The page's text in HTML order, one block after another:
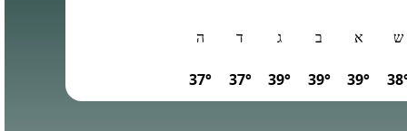
ש א
39°
ב
39°
ג
39°
ד
37°
ה
37°